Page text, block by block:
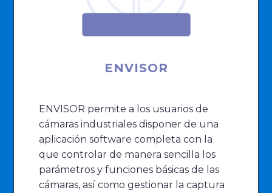
ENVISOR
ENVISOR permite a los usuarios de
cámaras industriales disponer de una
aplicación software completa con la
que controlar de manera sencilla los
parámetros y funciones básicas de las
cámaras, así como gestionar la captura